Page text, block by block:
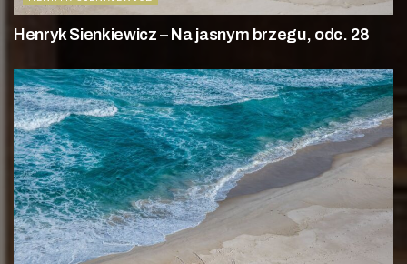
Henryk Sienkiewicz – Na jasnym brzegu, odc. 28